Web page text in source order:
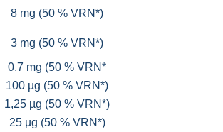
8 mg (50 % VRN*)
3 mg (50 % VRN*)
0,7 mg (50 % VRN*
100 µg (50 % VRN*)
1,25 µg (50 % VRN*)
25 µg (50 % VRN*)